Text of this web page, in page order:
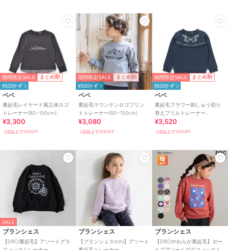
期間限定SALE まとめ割
¥500ｸｰﾎﾟﾝ
ベベ
裏起毛レイヤード風立体ロゴ
トレーナー(80~150cm)
¥3,300
2点以上で10%OFF
期間限定SALE まとめ割
¥500ｸｰﾎﾟﾝ
ベベ
裏起毛マウンテンロゴプリン
トトレーナー(90~150cm)
¥3,080
2点以上で10%OFF
期間限定SALE まとめ割
¥500ｸｰﾎﾟﾝ
ベベ
裏起毛フラワー刺しゅう切り
替えフリルトレーナー
(90~150cm)
¥3,520
2点以上で10%OFF
SALE
ブランシェス
【DRC/裏起毛】アソートグラ
ブランシェス
【ブランシェスmini】アソート
ブランシェス
【DRC/やわらか裏起毛】ガー